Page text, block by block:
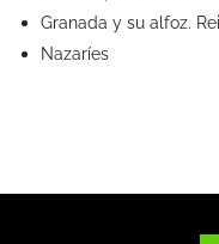
Granada y su alfoz.
Nazaríes